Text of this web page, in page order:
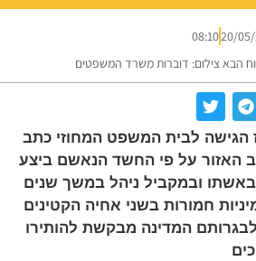
20/
08:10
הבא צילום: דוברות משרד המשפטים
הגישה לבית המשפט המחוזי כתב
האזור על פי החשד הנאשם ביצע
ובמקביל ניהל במשך שנים
חמורות בשני אחיה הקטינים
המדינה מבקשת להותירו